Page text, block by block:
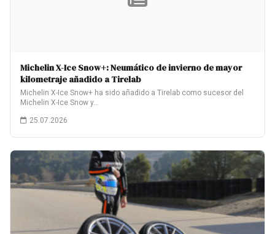
Michelin X-Ice Snow+: Neumático de invierno de mayor
kilometraje añadido a Tirelab
Michelin X-Ice Snow+ ha sido añadido a Tirelab como sucesor del
Michelin X-Ice Snow y…
25.07.2026